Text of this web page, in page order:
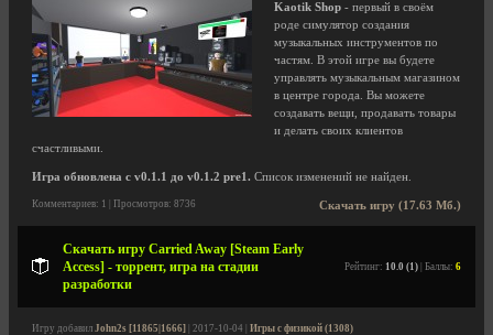
Kaotik Shop - первый в своём
роде симулятор создания
музыкальных инструментов по
частям. В этой игре вы будете
управлять музыкальным магазином
в центре города. Вы можете
создавать вещи, продавать товары
и делать своих клиентов
счастливыми.
Игра обновлена с v0.1.1 до v0.1.2 pre1. Список изменений не найден.
Скачать игру (17.63 Мб.)
Комментариев: 1 | Просмотров: 8736
Скачать игру Carried Away [Steam Early
Access] - торрент, игра на стадии
разработки
Рейтинг: 10.0 (1) | Баллы: 6
Игру добавил John2s [11865|1666] | 2017-10-04 | Игры с физикой (1308)